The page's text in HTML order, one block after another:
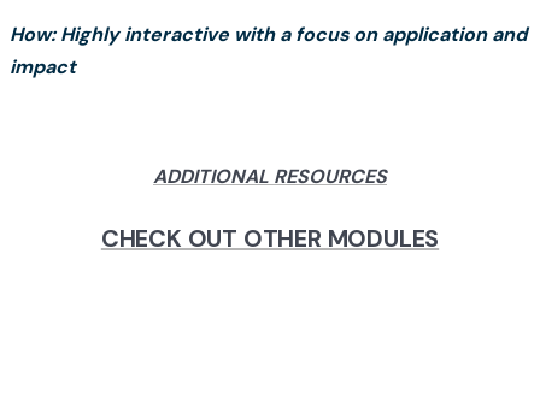
How: Highly interactive with a focus on application and
impact
ADDITIONAL RESOURCES
CHECK OUT OTHER MODULES